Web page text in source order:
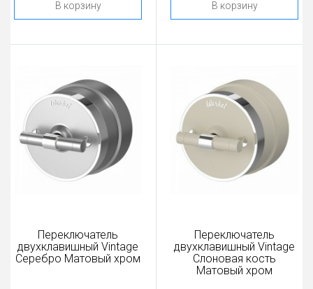
В корзину В корзину
Переключатель
двухклавишный Vintage
Серебро Матовый хром
Переключатель
двухклавишный Vintage
Слоновая кость
Матовый хром